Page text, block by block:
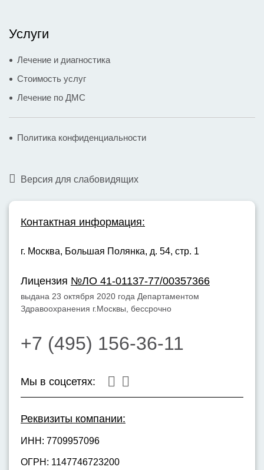
Услуги
Лечение и диагностика
Стоимость услуг
Лечение по ДМС
Политика конфиденциальности
Версия для слабовидящих
Контактная информация:
г. Москва, Большая Полянка, д. 54, стр. 1
Лицензия №ЛО 41-01137-77/00357366
выдана 23 октября 2020 года Департаментом
Здравоохранения г.Москвы, бессрочно
+7 (495) 156-36-11
Мы в соцсетях:
Реквизиты компании:
ИНН: 7709957096
ОГРН: 1147746723200